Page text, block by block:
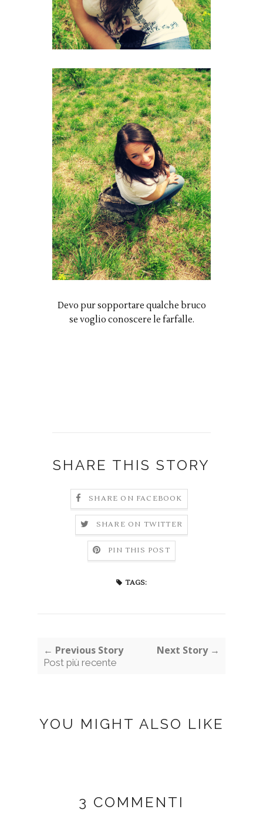
Devo pur sopportare qualche bruco
se voglio conoscere le farfalle.
SHARE THIS STORY
SHARE ON FACEBOOK
SHARE ON TWITTER
PIN THIS POST
TAGS:
← Previous Story
Post più recente
Next Story →
YOU MIGHT ALSO LIKE
3 COMMENTI